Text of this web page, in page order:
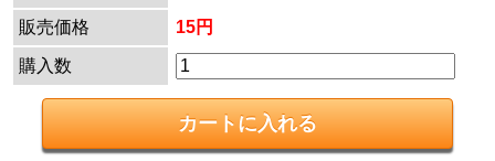
販売価格
15円
購入数